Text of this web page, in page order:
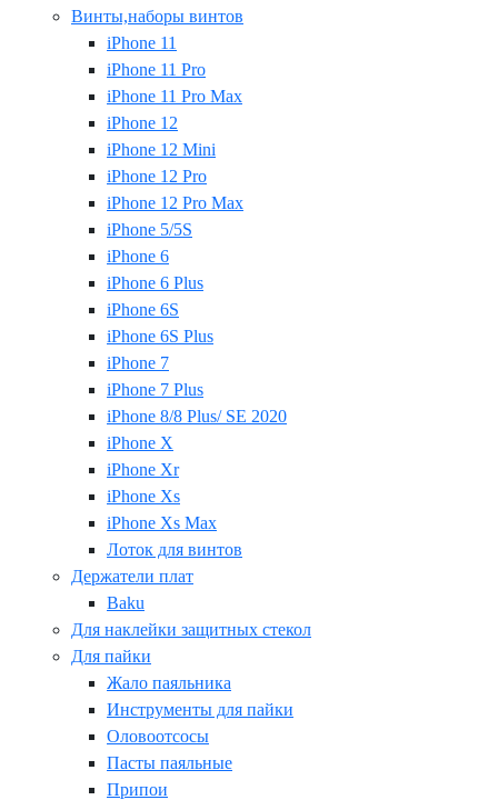
Винты,наборы винтов
iPhone 11
iPhone 11 Pro
iPhone 11 Pro Max
iPhone 12
iPhone 12 Mini
iPhone 12 Pro
iPhone 12 Pro Max
iPhone 5/5S
iPhone 6
iPhone 6 Plus
iPhone 6S
iPhone 6S Plus
iPhone 7
iPhone 7 Plus
iPhone 8/8 Plus/ SE 2020
iPhone X
iPhone Xr
iPhone Xs
iPhone Xs Max
Лоток для винтов
Держатели плат
Baku
Для наклейки защитных стекол
Для пайки
Жало паяльника
Инструменты для пайки
Оловоотсосы
Пасты паяльные
Припои